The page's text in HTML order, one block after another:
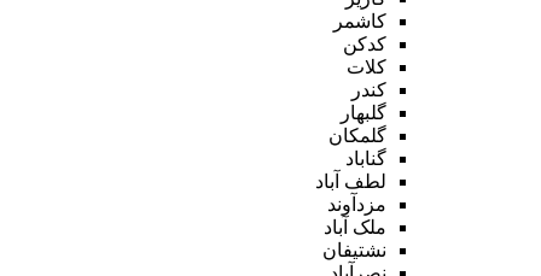
کاشمر
کدکن
کلات
کندر
گلبهار
گلمکان
گناباد
لطف آباد
مزدآوند
ملک آباد
نشتیفان